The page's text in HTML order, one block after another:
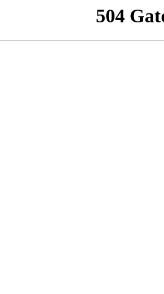
504